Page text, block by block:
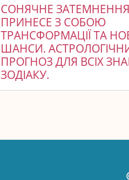
СОНЯЧНЕ ЗАТЕМНЕННЯ
ПРИНЕСЕ З СОБОЮ
ТРАНСФОРМАЦІЇ ТА
ШАНСИ.
ПРОГНОЗ ДЛЯ ВСІХ
ЗОДІАКУ.